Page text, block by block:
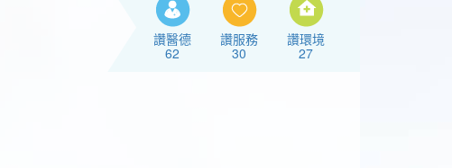
讚醫德
62
讚服務
30
讚環境
27